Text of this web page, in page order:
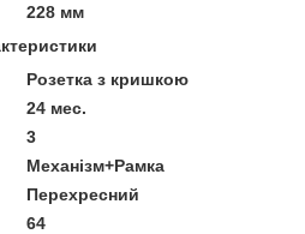
228 мм
Розетка з кришкою
24 мес.
3
Механізм+Рамка
Перехресний
64